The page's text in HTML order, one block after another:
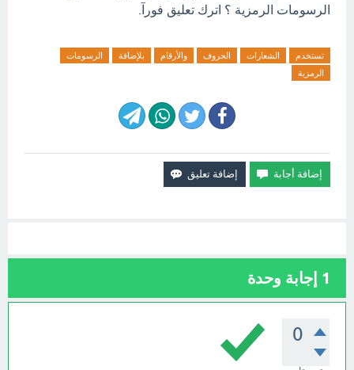
الرسومات الرمزية ؟ اترك تعليق فورآ.
تستخدم الشعارات الحروف والأرقام بلإضافة
الرسومات
الرمزية
1 إجابة وحدة
0